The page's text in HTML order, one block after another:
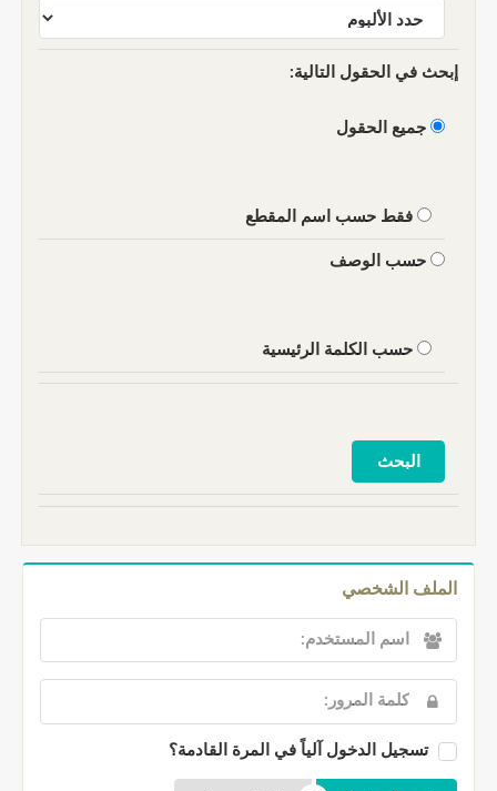
إبحث في الحقول التالية:
جميع الحقول
فقط حسب اسم المقطع
حسب الوصف
حسب الكلمة الرئيسية
الملف الشخصي
تسجيل الدخول آلياً في المرة القادمة؟